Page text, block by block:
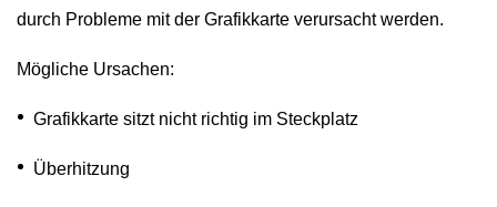
durch Probleme mit der Grafikkarte verursacht werden.
Mögliche Ursachen:
Grafikkarte sitzt nicht richtig im Steckplatz
Überhitzung